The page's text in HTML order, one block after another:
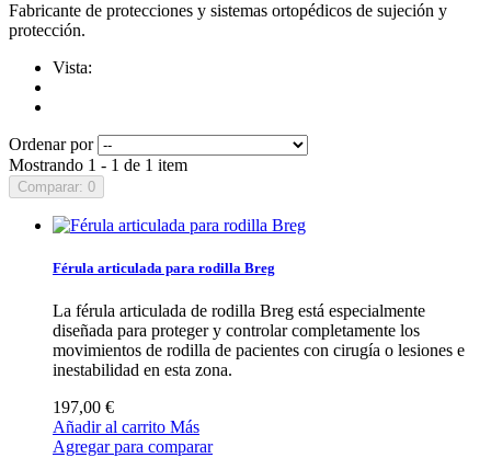
Fabricante de protecciones y sistemas ortopédicos de sujeción y
protección.
Vista:
Ordenar por
Mostrando 1 - 1 de 1 item
Comparar: 0
Férula articulada para rodilla Breg
La férula articulada de rodilla Breg está especialmente
diseñada para proteger y controlar completamente los
movimientos de rodilla de pacientes con cirugía o lesiones e
inestabilidad en esta zona.
197,00 €
Añadir al carrito Más
Agregar para comparar